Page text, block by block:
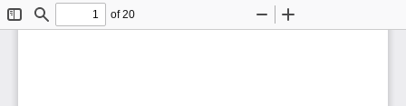
ToggleFind
of 20
Zoom